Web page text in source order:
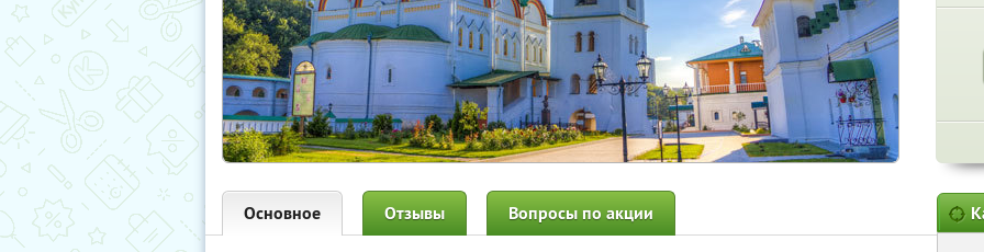
Основное Отзывы Вопросы по акции